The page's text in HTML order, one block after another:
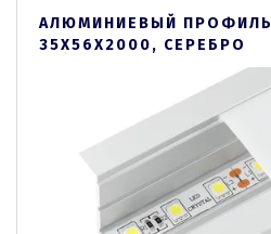
АЛЮМИНИЕВЫЙ ПРОФИЛЬ
35Х56Х2000, СЕРЕБРО